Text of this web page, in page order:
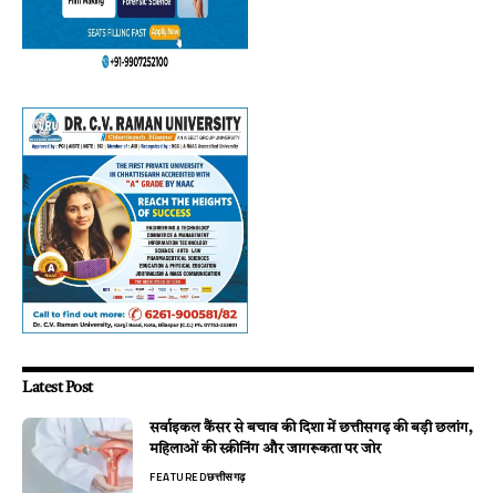
Latest Post
सर्वाइकल कैंसर से बचाव की दिशा में छत्तीसगढ़ की बड़ी छलांग,
महिलाओं की स्क्रीनिंग और जागरूकता पर जोर
FEATUREDछत्तीसगढ़